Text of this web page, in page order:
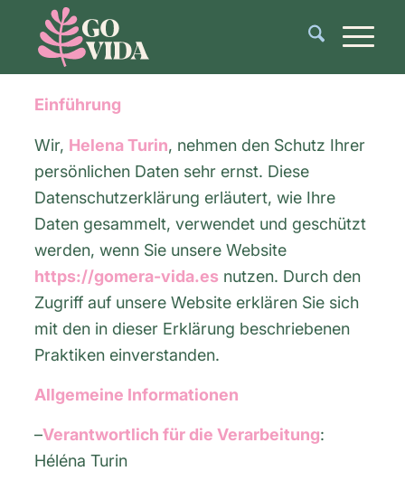
Einführung
Wir, Helena Turin, nehmen den Schutz Ihrer
persönlichen Daten sehr ernst. Diese
Datenschutzerklärung erläutert, wie Ihre
Daten gesammelt, verwendet und geschützt
werden, wenn Sie unsere Website
https://gomera-vida.es nutzen. Durch den
Zugriff auf unsere Website erklären Sie sich
mit den in dieser Erklärung beschriebenen
Praktiken einverstanden.
Allgemeine Informationen
–Verantwortlich für die Verarbeitung:
Héléna Turin